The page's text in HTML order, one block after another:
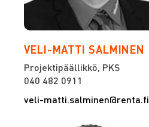
VELI-MATTI SALMINEN
Projektipäällikkö, PKS
040 482 0911
veli-matti.salminen@renta.fi